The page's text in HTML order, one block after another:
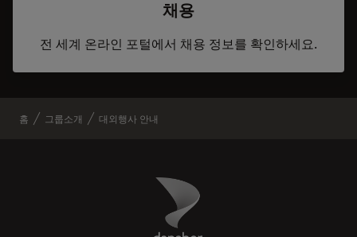
채용
전 세계 온라인 포털에서 채용 정보를 확인하세요.
홈 그룹소개 대외행사 안내
Danaher Logo